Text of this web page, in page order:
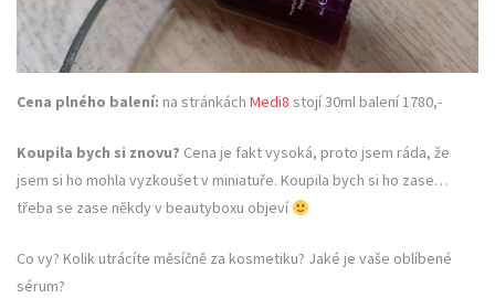
Cena plného balení: na stránkách Medi8 stojí 30ml balení 1780,-
Koupila bych si znovu? Cena je fakt vysoká, proto jsem ráda, že
jsem si ho mohla vyzkoušet v miniatuře. Koupila bych si ho zase…
třeba se zase někdy v beautyboxu objeví
Co vy? Kolik utrácíte měsíčně za kosmetiku? Jaké je vaše oblíbené
sérum?